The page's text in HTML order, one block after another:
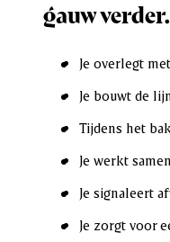
gauw verder.
Je overlegt
Je bouwt de
Tijdens het
Je werkt
Je signaleert
Je zorgt voor